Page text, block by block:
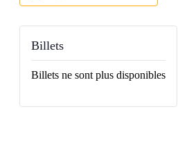
Billets
Billets ne sont plus disponibles